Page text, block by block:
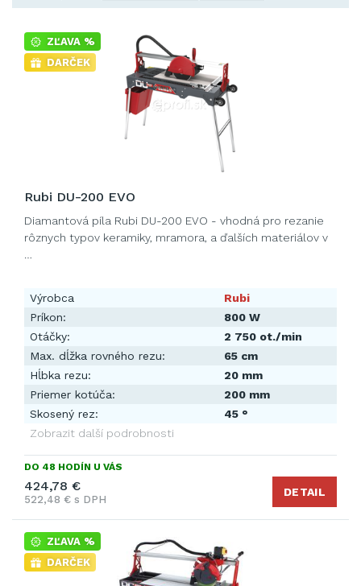
ZĽAVA %
DARČEK
Rubi DU-200 EVO
Diamantová píla Rubi DU-200 EVO - vhodná pro rezanie
rôznych typov keramiky, mramora, a ďalších materiálov v
…
Výrobca
Rubi
Príkon:
800 W
Otáčky:
2 750 ot./min
Max. dĺžka rovného rezu:
65 cm
Hĺbka rezu:
20 mm
Priemer kotúča:
200 mm
Skosený rez:
45 °
Zobrazit další podrobnosti
DO 48 HODÍN U VÁS
424,78 €
522,48 € s DPH
DETAIL
ZĽAVA %
DARČEK